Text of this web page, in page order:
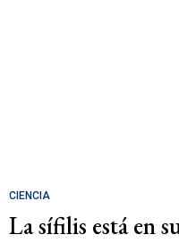
CIENCIA
La sífilis está en